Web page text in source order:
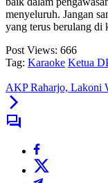
menyeluruh. Jangan
yang terus berulang di
Post Views: 666
Tag: Karaoke Ketua
AKP Raharjo, Lakoni